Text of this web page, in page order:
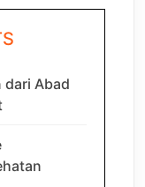
dari Abad